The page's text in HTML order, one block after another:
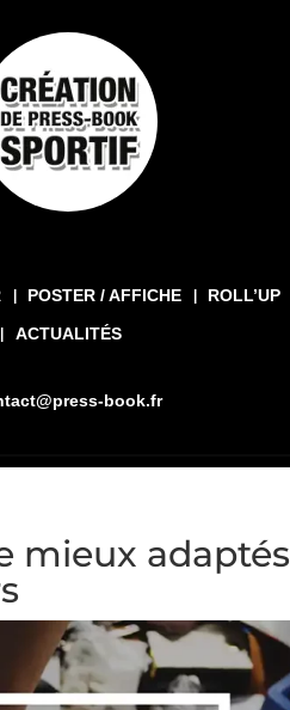
POSTER / AFFICHE ROLL’UP
ACTUALITÉS
book.fr
mieux adaptés